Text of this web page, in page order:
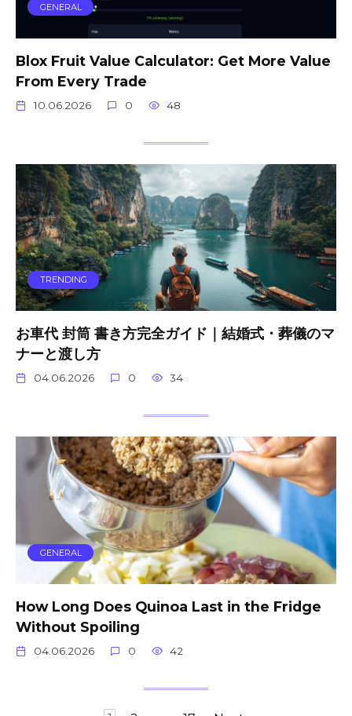
GENERAL
Blox Fruit Value Calculator: Get More Value
From Every Trade
10.06.2026 0 48
TRENDING
お車代 封筒 書き方完全ガイド｜結婚式・葬儀のマ
ナーと渡し方
04.06.2026 0 34
GENERAL
How Long Does Quinoa Last in the Fridge
Without Spoiling
04.06.2026 0 42